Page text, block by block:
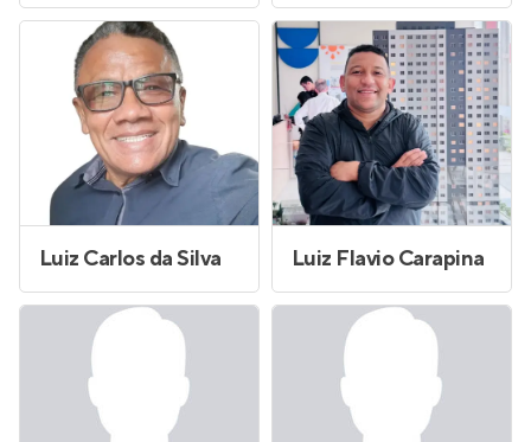
Luiz Carlos da Silva Luiz Flavio Carapina